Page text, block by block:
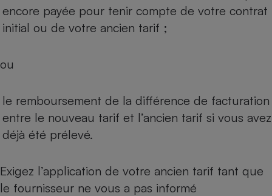
encore payée pour tenir compte de votre contrat
initial ou de votre ancien tarif ;
ou
le remboursement de la différence de facturation
entre le nouveau tarif et l’ancien tarif si vous avez
déjà été prélevé.
Exigez l’application de votre ancien tarif tant que
le fournisseur ne vous a pas informé